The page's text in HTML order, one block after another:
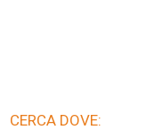
CERCA DOVE: